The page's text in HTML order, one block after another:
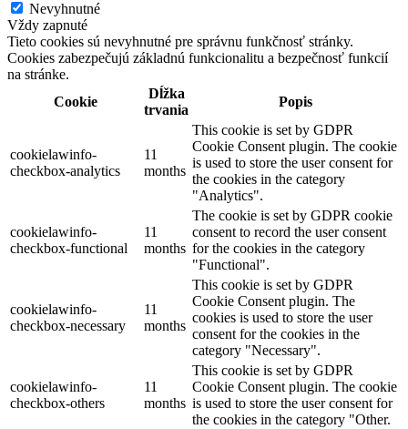
Nevyhnutné
Vždy zapnuté
Tieto cookies sú nevyhnutné pre správnu funkčnosť stránky.
Cookies zabezpečujú základnú funkcionalitu a bezpečnosť funkcií
na stránke.
Cookie
Dĺžka
trvania
Popis
cookielawinfo-
checkbox-analytics
11
months
This cookie is set by GDPR
Cookie Consent plugin. The cookie
is used to store the user consent for
the cookies in the category
"Analytics".
cookielawinfo-
checkbox-functional
11
months
The cookie is set by GDPR cookie
consent to record the user consent
for the cookies in the category
"Functional".
cookielawinfo-
checkbox-necessary
11
months
This cookie is set by GDPR
Cookie Consent plugin. The
cookies is used to store the user
consent for the cookies in the
category "Necessary".
cookielawinfo-
checkbox-others
11
months
This cookie is set by GDPR
Cookie Consent plugin. The cookie
is used to store the user consent for
the cookies in the category "Other.